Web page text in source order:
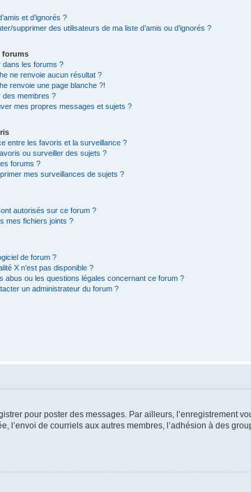
et d’ignorés ?
supprimer des utilisateurs de ma liste d’amis ou d’ignorés ?
forums
dans les forums ?
ne renvoie aucun résultat ?
renvoie une page blanche ?!
des membres ?
mes propres messages et sujets ?
entre les favoris et la surveillance ?
ou surveiller des sujets ?
forums ?
mes surveillances de sujets ?
autorisés sur ce forum ?
mes fichiers joints ?
de forum ?
X n’est pas disponible ?
abus ou les questions légales concernant ce forum ?
un administrateur du forum ?
pour poster des messages. Par ailleurs, l’enregistrement
de courriels aux autres membres, l’adhésion à des